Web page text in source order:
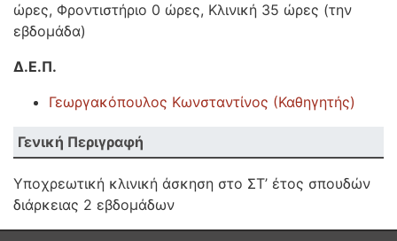
ώρες, Φροντιστήριο 0 ώρες, Κλινική 35 ώρες (την
εβδομάδα)
Δ.Ε.Π.
Γεωργακόπουλος Κωνσταντίνος (Καθηγητής)
Γενική Περιγραφή
Υποχρεωτική κλινική άσκηση στο ΣΤ’ έτος σπουδών
διάρκειας 2 εβδομάδων